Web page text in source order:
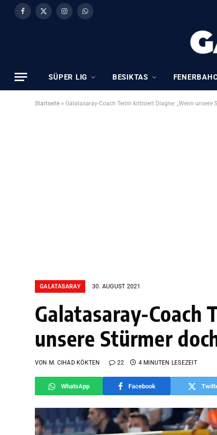
Facebook
X
InstagramWhatsApp
SÜPER LIG BESIKTAS
Startseite » Galatasaray-Coach Terim kritisiert Diagne: „Wenn unsere
GALATASARAY 30. AUGUST 2021
Galatasaray-
unsere Stürmer
VON M. CIHAD KÖKTEN 22 4 MINUTEN LESEZEIT
WhatsApp Facebook